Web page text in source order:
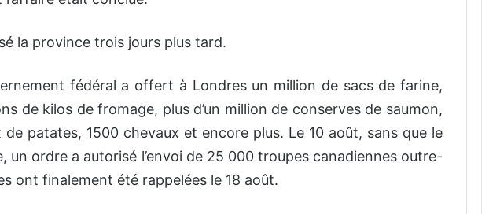
la province trois jours plus tard.
fédéral a offert à Londres un million de sacs de farine,
de kilos de fromage, plus d’un million de conserves de saumon,
de patates, 1500 chevaux et encore plus. Le 10 août, sans que le
un ordre a autorisé l’envoi de 25 000 troupes canadiennes outre-
ont finalement été rappelées le 18 août.